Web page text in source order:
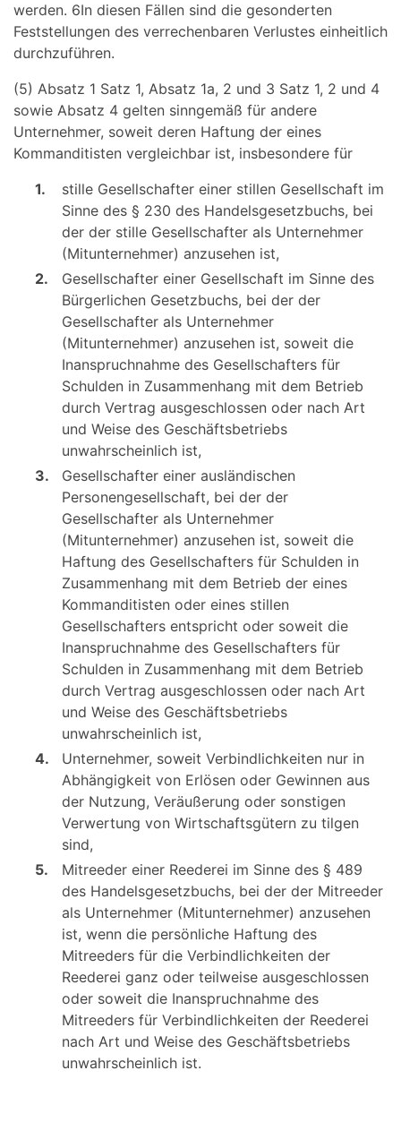
werden. 6In diesen Fällen sind die gesonderten
Feststellungen des verrechenbaren Verlustes einheitlich
durchzuführen.
(5) Absatz 1 Satz 1, Absatz 1a, 2 und 3 Satz 1, 2 und 4
sowie Absatz 4 gelten sinngemäß für andere
Unternehmer, soweit deren Haftung der eines
Kommanditisten vergleichbar ist, insbesondere für
1.
stille Gesellschafter einer stillen Gesellschaft im
Sinne des § 230 des Handelsgesetzbuchs, bei
der der stille Gesellschafter als Unternehmer
(Mitunternehmer) anzusehen ist,
2.
Gesellschafter einer Gesellschaft im Sinne des
Bürgerlichen Gesetzbuchs, bei der der
Gesellschafter als Unternehmer
(Mitunternehmer) anzusehen ist, soweit die
Inanspruchnahme des Gesellschafters für
Schulden in Zusammenhang mit dem Betrieb
durch Vertrag ausgeschlossen oder nach Art
und Weise des Geschäftsbetriebs
unwahrscheinlich ist,
3.
Gesellschafter einer ausländischen
Personengesellschaft, bei der der
Gesellschafter als Unternehmer
(Mitunternehmer) anzusehen ist, soweit die
Haftung des Gesellschafters für Schulden in
Zusammenhang mit dem Betrieb der eines
Kommanditisten oder eines stillen
Gesellschafters entspricht oder soweit die
Inanspruchnahme des Gesellschafters für
Schulden in Zusammenhang mit dem Betrieb
durch Vertrag ausgeschlossen oder nach Art
und Weise des Geschäftsbetriebs
unwahrscheinlich ist,
4.
Unternehmer, soweit Verbindlichkeiten nur in
Abhängigkeit von Erlösen oder Gewinnen aus
der Nutzung, Veräußerung oder sonstigen
Verwertung von Wirtschaftsgütern zu tilgen
sind,
5.
Mitreeder einer Reederei im Sinne des § 489
des Handelsgesetzbuchs, bei der der Mitreeder
als Unternehmer (Mitunternehmer) anzusehen
ist, wenn die persönliche Haftung des
Mitreeders für die Verbindlichkeiten der
Reederei ganz oder teilweise ausgeschlossen
oder soweit die Inanspruchnahme des
Mitreeders für Verbindlichkeiten der Reederei
nach Art und Weise des Geschäftsbetriebs
unwahrscheinlich ist.